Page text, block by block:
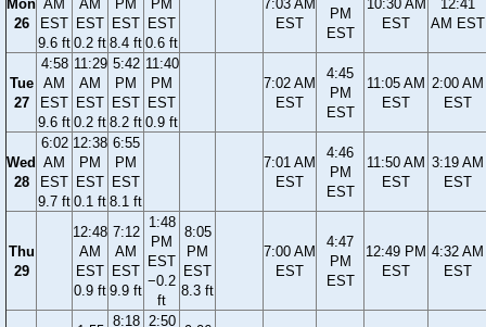
Mon
26
AM
EST
9.6 ft
AM
EST
0.2 ft
PM
EST
8.4 ft
PM
EST
0.6 ft
7:03 AM
EST
PM
EST
10:30 AM
EST
12:41
AM EST
Tue
27
4:58
AM
EST
9.6 ft
11:29
AM
EST
0.2 ft
5:42
PM
EST
8.2 ft
11:40
PM
EST
0.9 ft
7:02 AM
EST
4:45
PM
EST
11:05 AM
EST
2:00 AM
EST
Wed
28
6:02
AM
EST
9.7 ft
12:38
PM
EST
0.1 ft
6:55
PM
EST
8.1 ft
7:01 AM
EST
4:46
PM
EST
11:50 AM
EST
3:19 AM
EST
Thu
29
12:48
AM
EST
0.9 ft
7:12
AM
EST
9.9 ft
1:48
PM
EST
−0.2
ft
8:05
PM
EST
8.3 ft
7:00 AM
EST
4:47
PM
EST
12:49 PM
EST
4:32 AM
EST
8:18 2:50